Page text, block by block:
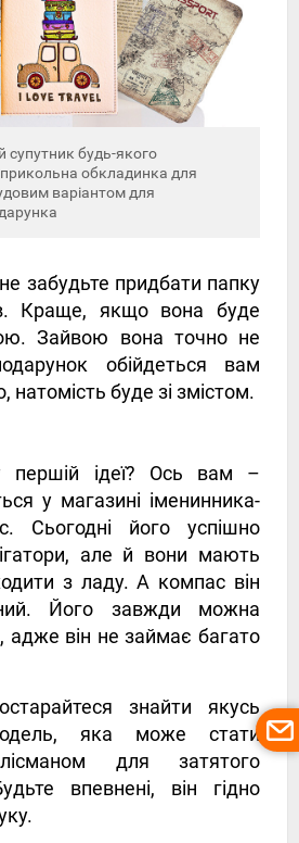
супутник будь-якого
обкладинка для
варіантом для
забудьте придбати папку
Краще, якщо вона буде
Зайвою вона точно не
обійдеться вам
натомість буде зі змістом.
першій ідеї? Ось вам –
у магазині іменинника-
Сьогодні його успішно
але й вони мають
з ладу. А компас він
Його завжди можна
адже він не займає багато
знайти якусь
яка може стати
для затятого
впевнені, він гідно